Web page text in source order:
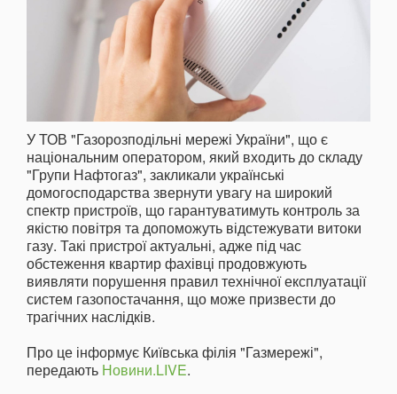
У ТОВ "Газорозподільні мережі України", що є
національним оператором, який входить до складу
"Групи Нафтогаз", закликали українські
домогосподарства звернути увагу на широкий
спектр пристроїв, що гарантуватимуть контроль за
якістю повітря та допоможуть відстежувати витоки
газу. Такі пристрої актуальні, адже під час
обстеження квартир фахівці продовжують
виявляти порушення правил технічної експлуатації
систем газопостачання, що може призвести до
трагічних наслідків.
Про це інформує Київська філія "Газмережі",
передають Новини.LIVE.